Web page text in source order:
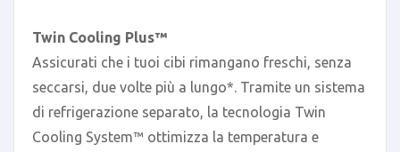
Twin Cooling Plus™
Assicurati che i tuoi cibi rimangano freschi, senza
seccarsi, due volte più a lungo*. Tramite un sistema
di refrigerazione separato, la tecnologia Twin
Cooling System™ ottimizza la temperatura e